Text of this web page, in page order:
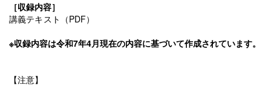
［収録内容］
講義テキスト（PDF）
※収録内容は令和7年4月現在の内容に基づいて作成されています。
【注意】